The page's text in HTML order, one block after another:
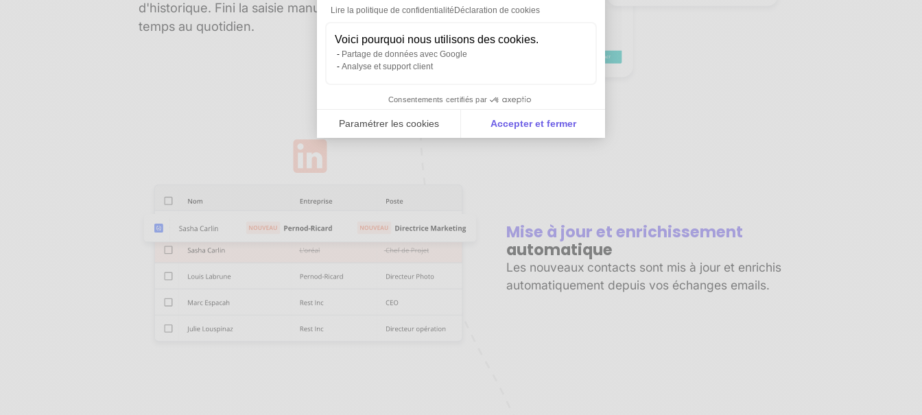
Lire la politique de confidentialité Déclaration de cookies
Voici pourquoi nous utilisons des cookies.
Partage de données avec Google
Analyse et support client
Consentements certifiés par
Paramétrer les cookies Accepter et fermer
Notre plateforme vous permet d'adapter et de gérer vos paramètres de confidentialité, en garantissant la
d'historique. Fini la saisie manuelle. Gagnez du
temps au quotidien.
Mise à jour et enrichissement
automatique
Les nouveaux contacts sont mis à jour et enrichis
automatiquement depuis vos échanges emails.